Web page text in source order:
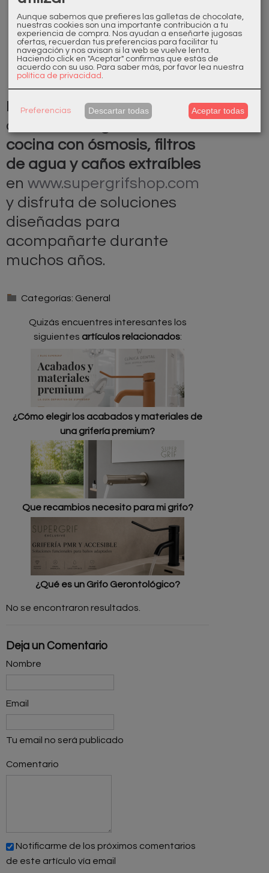
Atención antes, durante y después de la
compra.
Envíos desde Barcelona.
Más de medio siglo de experiencia en el
sector.
Descubre toda nuestra
colección de
cocina con ósmosis, filtros
de agua y caños extraíbles
en www.supergrifshop.com
y disfruta de soluciones
diseñadas para
acompañarte durante
muchos años.
Categorías: General
Quizás encuentres interesantes los
siguientes artículos relacionados:
¿Cómo elegir los acabados y materiales de
una grifería premium?
Que recambios necesito para mi grifo?
¿Qué es un Grifo Gerontológico?
No se encontraron resultados.
Deja un Comentario
Nombre
Email
Tu email no será publicado
Comentario
Notificarme de los próximos comentarios
de este artículo vía email
Aunque sabemos que prefieres las galletas de chocolate,
nuestras cookies son una importante contribución a tu
experiencia de compra. Nos ayudan a enseñarte jugosas
ofertas, recuerdan tus preferencias para facilitar tu
navegación y nos avisan si la web se vuelve lenta.
Haciendo click en "Aceptar" confirmas que estás de
acuerdo con su uso. Para saber más, por favor lea nuestra
política de privacidad
Preferencias Descartar todas Aceptar todas